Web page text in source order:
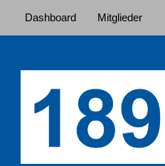
Dashboard Mitglieder